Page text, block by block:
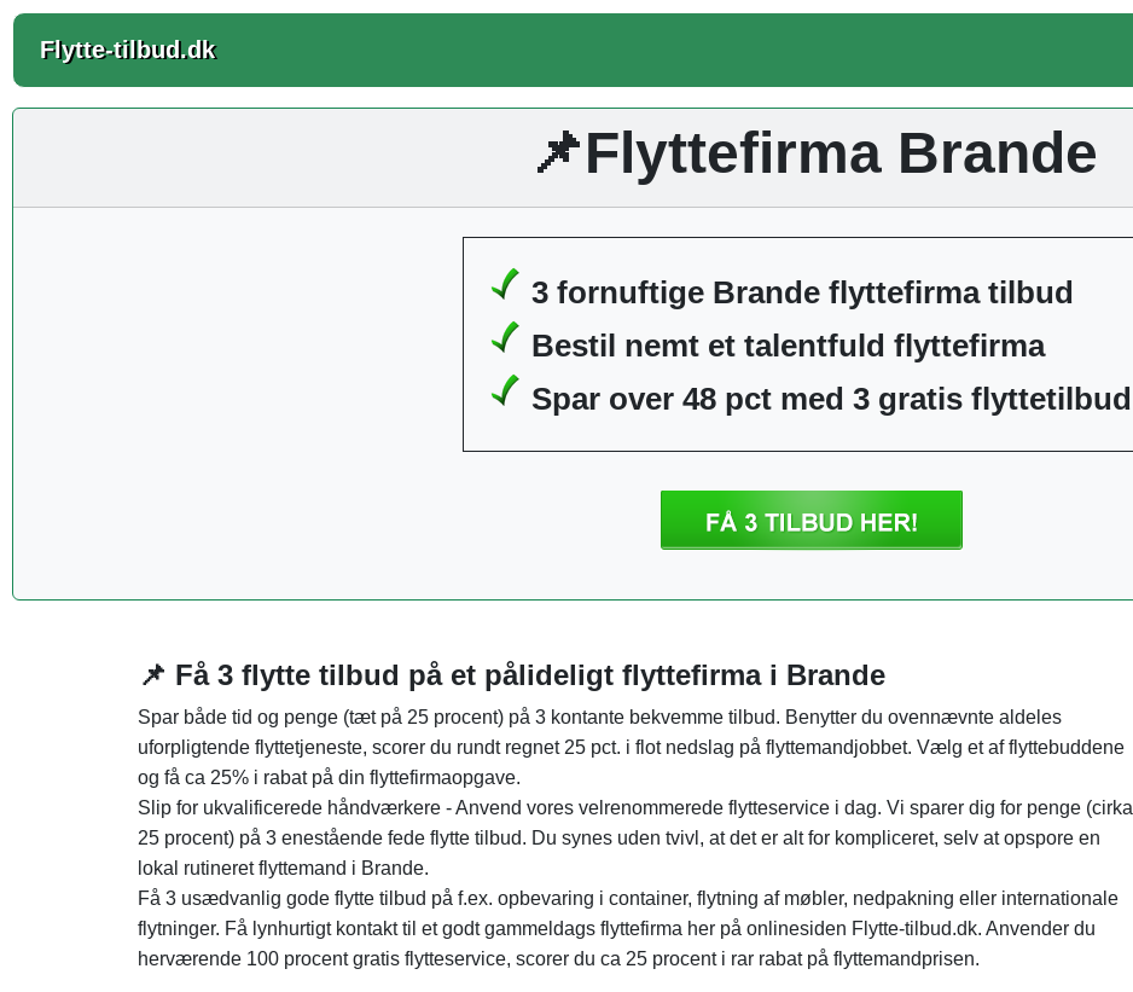
Flytte-tilbud.dk
📌Flyttefirma Brande
3 fornuftige Brande flyttefirma tilbud
Bestil nemt et talentfuld flyttefirma
Spar over 48 pct med 3 gratis flyttetilbud
📌 Få 3 flytte tilbud på et pålideligt flyttefirma i Brande
Spar både tid og penge (tæt på 25 procent) på 3 kontante bekvemme tilbud. Benytter du ovennævnte aldeles
uforpligtende flyttetjeneste, scorer du rundt regnet 25 pct. i flot nedslag på flyttemandjobbet. Vælg et af flyttebuddene
og få ca 25% i rabat på din flyttefirmaopgave.
Slip for ukvalificerede håndværkere - Anvend vores velrenommerede flytteservice i dag. Vi sparer dig for penge (cirka
25 procent) på 3 enestående fede flytte tilbud. Du synes uden tvivl, at det er alt for kompliceret, selv at opspore en
lokal rutineret flyttemand i Brande.
Få 3 usædvanlig gode flytte tilbud på f.ex. opbevaring i container, flytning af møbler, nedpakning eller internationale
flytninger. Få lynhurtigt kontakt til et godt gammeldags flyttefirma her på onlinesiden Flytte-tilbud.dk. Anvender du
herværende 100 procent gratis flytteservice, scorer du ca 25 procent i rar rabat på flyttemandprisen.